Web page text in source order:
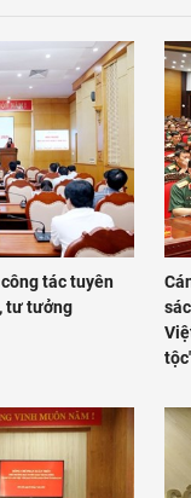
tác tuyên
tư tưởng